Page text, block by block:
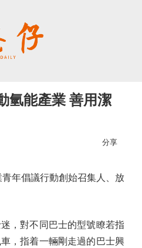
氫能產業 善用潔
分享
年倡議行動創始召集人、放
對不同巴士的型號瞭若指
，指着一輛剛走過的巴士興